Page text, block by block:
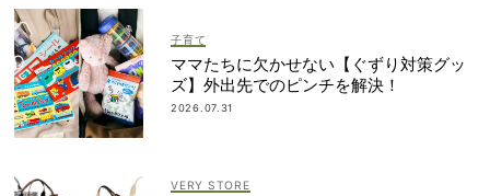
子育て
ママたちに欠かせない【ぐずり対策グッ
ズ】外出先でのピンチを解決！
2026.07.31
VERY STORE